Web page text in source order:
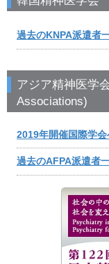
過去のKNPA派遣者
アジア精神医学
Associations)
2019年開催国際学
過去のAFPA派遣者